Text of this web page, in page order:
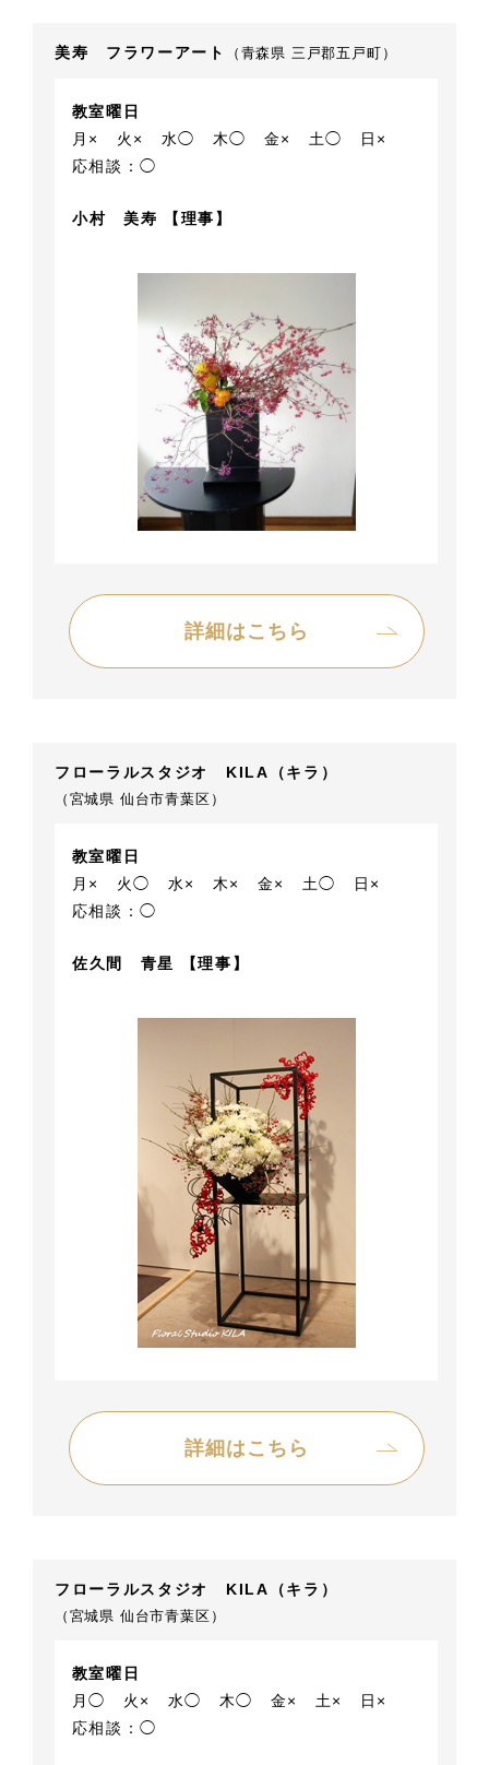
美寿 フラワーアート （青森県 三戸郡五戸町）
教室曜日
月×
火× 水◯ 木◯ 金× 土◯
日×
応相談：◯
小村 美寿 【理事】
詳細はこちら
フローラルスタジオ KILA（キラ）
（宮城県 仙台市青葉区）
教室曜日
月×
火◯ 水× 木× 金× 土◯
日×
応相談：◯
佐久間 青星 【理事】
詳細はこちら
フローラルスタジオ KILA（キラ）
（宮城県 仙台市青葉区）
教室曜日
月◯
火× 水◯ 木◯ 金× 土×
日×
応相談：◯